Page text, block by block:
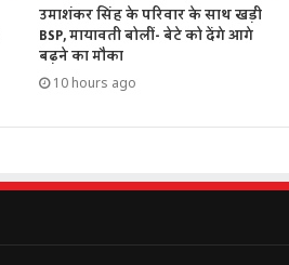
उमाशंकर सिंह के परिवार के साथ खड़ी
BSP, मायावती बोलीं- बेटे को देंगे आगे
बढ़ने का मौका
10 hours ago